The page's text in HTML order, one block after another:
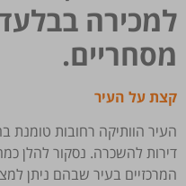
למכירה
מסחריים.
קצת על העיר
העיר הוותיקה רחובות טומנת
דירות להשכרה. נסקור להלן
המרכזיים בעיר שבהם ניתן